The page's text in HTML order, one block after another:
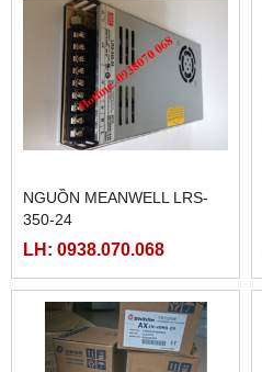
NGUỒN MEANWELL LRS-
350-24
LH: 0938.070.068